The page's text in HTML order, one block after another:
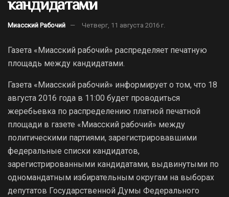
кандидатами
Миасский Рабочий Четверг, 11 августа 2016 г.
Газета «Миасский рабочий» распределяет печатную
площадь между кандидатами.
Газета «Миасский рабочий» информирует о том, что 18
августа 2016 года в 11:00 будет проводиться
жеребьевка по распределению платной печатной
площади в газете «Миасский рабочий» между
политическими партиями, зарегистрировавшими
федеральные списки кандидатов,
зарегистрированными кандидатами, выдвинутыми по
одномандатным избирательным округам на выборах
депутатов Государственной Думы Федерального